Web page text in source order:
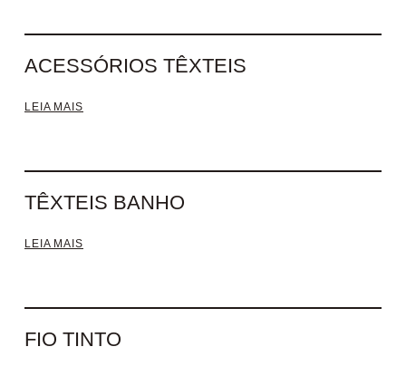
ACESSÓRIOS TÊXTEIS
LEIA MAIS
TÊXTEIS BANHO
LEIA MAIS
FIO TINTO